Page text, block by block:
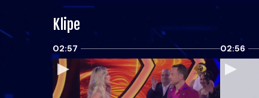
Klipe
02:57 02:56